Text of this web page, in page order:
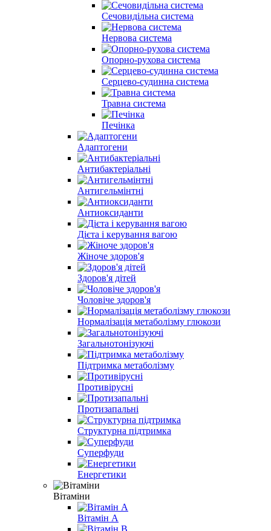
Сечовидільна система
Нервова система
Опорно-рухова система
Серцево-судинна система
Травна система
Печінка
Адаптогени
Антибактеріальні
Антигельмінтні
Антиоксиданти
Дієта і керування вагою
Жіноче здоров'я
Здоров'я дітей
Чоловіче здоров'я
Нормалізація метаболізму глюкози
Загальнотонізуючі
Підтримка метаболізму
Противірусні
Протизапальні
Структурна підтримка
Суперфуди
Енергетики
Вітаміни
Вітамін A